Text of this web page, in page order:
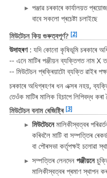
পঞ্জাৱ চৰকাৰে কাৰ্যালয়ত
বাবে সকলো প্ৰচেষ্টা চলাইছে
মিউটেচন কিয় গুৰুত্বপূৰ্ণ? [2]
উদাহৰণ: যদি কোনো কৃষিভূমি চৰকাৰে
-- এনে মাটিৰ পঞ্জীয়ন ব্যক্তিগত নাম X
-- মিউটেচন প্ৰক্ৰিয়াটো ব্যক্তি ৱাইৰ
চৰকাৰে অধিগ্ৰহণৰ ধন এক্সৰ নহয়,
তেওঁক মাটিৰ মালিক হিচাপে লিপিবদ্ধ কৰা
মিউটেচন বনাম ৰেজিষ্ট্ৰি [3]
মিউটেচনেমালিকীস্বত্বৰ
কৰিবলৈ মাটি বা সম্পত্তিৰ
বা পৌৰসভা কৰ্তৃপক্ষই চলোৱা
সম্পত্তিৰ লেনদেনপঞ্জীয়নে
মালিকীস্বত্বৰ প্ৰমাণ স্থাপন